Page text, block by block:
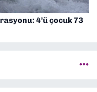
4’ü çocuk 73